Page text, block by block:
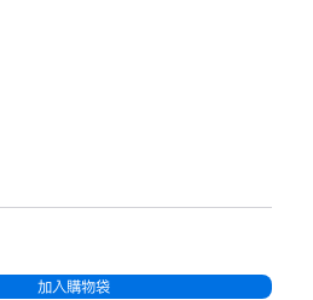
付
加入購物袋